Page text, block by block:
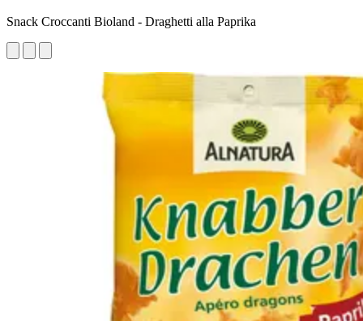
Snack Croccanti Bioland - Draghetti alla Paprika